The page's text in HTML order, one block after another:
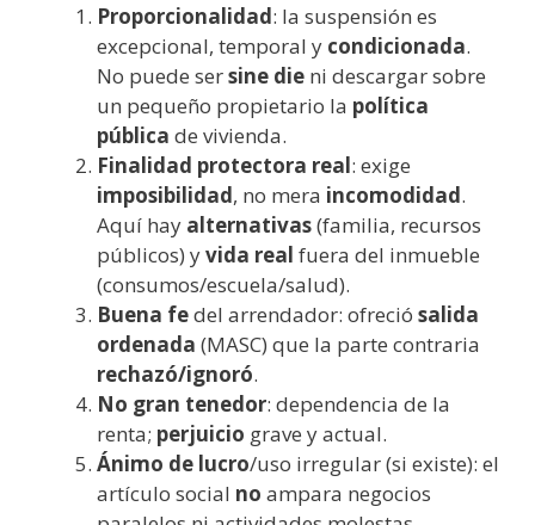
Proporcionalidad: la suspensión es
excepcional, temporal y condicionada.
No puede sersine die ni descargar sobre
un pequeño propietario la política
pública de vivienda.
Finalidad protectora real: exige
imposibilidad, no mera incomodidad.
Aquí hay alternativas(familia, recursos
públicos) yvida real fuera del inmueble
(consumos/escuela/salud).
Buena fedel arrendador: ofreció salida
ordenada (MASC) que la parte contraria
rechazó/ignoró.
No gran tenedor: dependencia de la
renta; perjuicio grave y actual.
Ánimo de lucro/uso irregular (si existe): el
artículo social no ampara negocios